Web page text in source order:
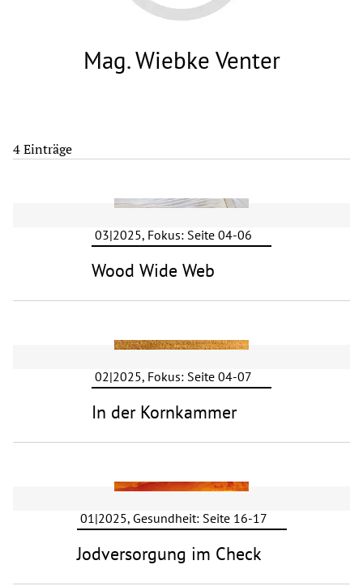
Mag. Wiebke Venter
4 Einträge
03|2025, Fokus: Seite 04-06
Wood Wide Web
02|2025, Fokus: Seite 04-07
In der Kornkammer
01|2025, Gesundheit: Seite 16-17
Jodversorgung im Check